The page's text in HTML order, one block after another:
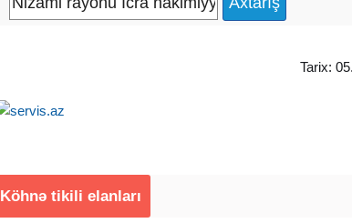
Tarix:
Köhnə tikili elanları